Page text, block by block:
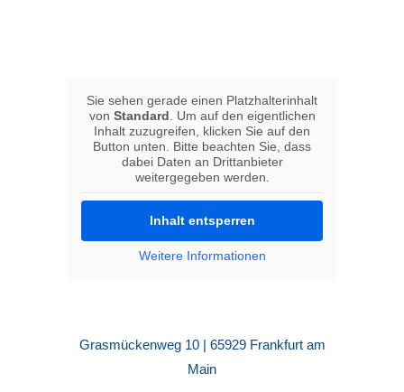
Sie sehen gerade einen Platzhalterinhalt
von Standard . Um auf den eigentlichen
Inhalt zuzugreifen, klicken Sie auf den
Button unten. Bitte beachten Sie, dass
dabei Daten an Drittanbieter
weitergegeben werden.
Inhalt entsperren
Weitere Informationen
Grasmückenweg 10 | 65929 Frankfurt am
Main